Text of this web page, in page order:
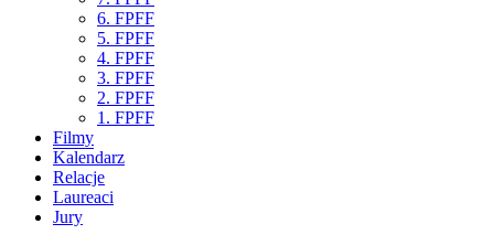
6. FPFF
5. FPFF
4. FPFF
3. FPFF
2. FPFF
1. FPFF
Filmy
Kalendarz
Relacje
Laureaci
Jury